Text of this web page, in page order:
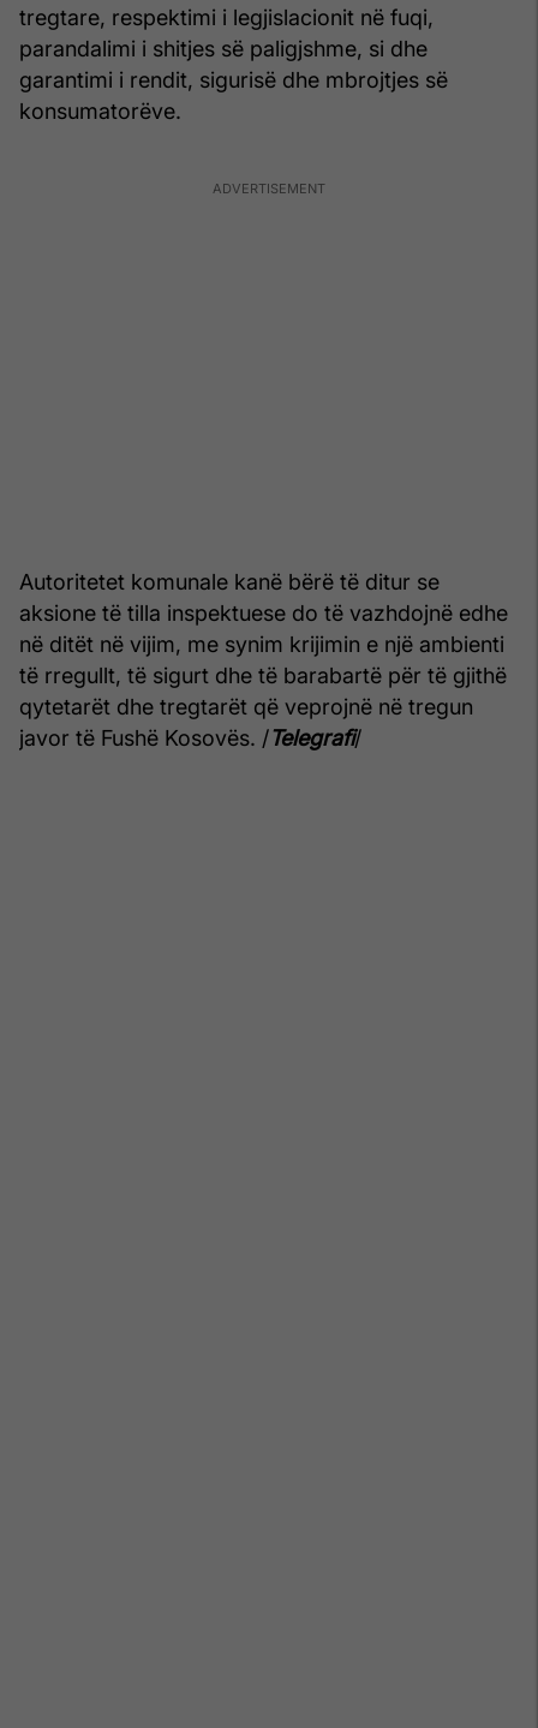
tregtare, respektimi i legjislacionit në fuqi,
parandalimi i shitjes së paligjshme, si dhe
garantimi i rendit, sigurisë dhe mbrojtjes së
konsumatorëve.
Autoritetet komunale kanë bërë të ditur se
aksione të tilla inspektuese do të vazhdojnë edhe
në ditët në vijim, me synim krijimin e një ambienti
të rregullt, të sigurt dhe të barabartë për të gjithë
qytetarët dhe tregtarët që veprojnë në tregun
javor të Fushë Kosovës. /Telegrafi/